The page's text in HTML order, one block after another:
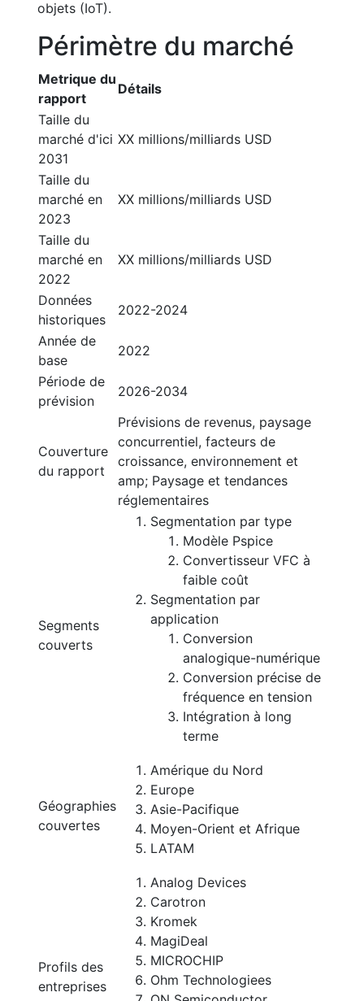
objets (IoT).
Périmètre du marché
Metrique du
rapport
Détails
Taille du
marché d'ici
2031
XX millions/milliards USD
Taille du
marché en
2023
XX millions/milliards USD
Taille du
marché en
2022
XX millions/milliards USD
Données
historiques
2022-2024
Année de
base
2022
Période de
prévision
2026-2034
Couverture
du rapport
Prévisions de revenus, paysage
concurrentiel, facteurs de
croissance, environnement et
amp; Paysage et tendances
réglementaires
Segments
couverts
Segmentation par type
Modèle Pspice
Convertisseur VFC à
faible coût
Segmentation par
application
Conversion
analogique-numérique
Conversion précise de
fréquence en tension
Intégration à long
terme
Géographies
couvertes
Amérique du Nord
Europe
Asie-Pacifique
Moyen-Orient et Afrique
LATAM
Profils des
entreprises
Analog Devices
Carotron
Kromek
MagiDeal
MICROCHIP
Ohm Technologiees